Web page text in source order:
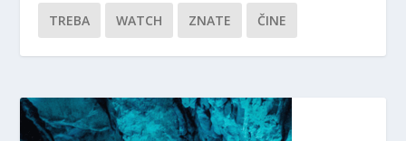
TREBA WATCH ZNATE ČINE